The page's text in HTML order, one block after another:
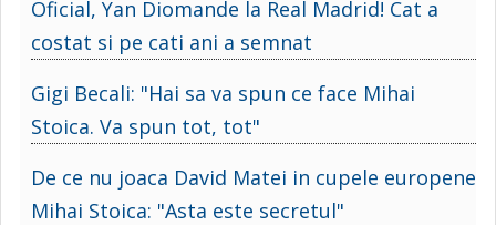
Oficial, Yan Diomande la Real Madrid! Cat a
costat si pe cati ani a semnat
Gigi Becali: "Hai sa va spun ce face Mihai
Stoica. Va spun tot, tot"
De ce nu joaca David Matei in cupele europene
Mihai Stoica: "Asta este secretul"